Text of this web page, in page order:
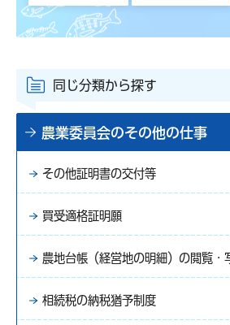
同じ分類から探す
農業委員会のその他の仕事
その他証明書の交付等
買受適格証明願
農地台帳（経営地の明細）の閲覧・
相続税の納税猶予制度